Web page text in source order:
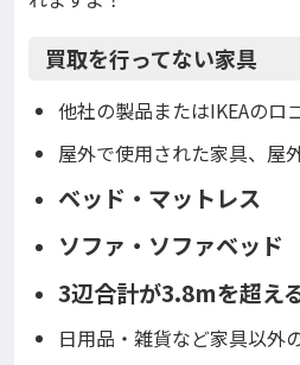
買取を行ってない家具
他社の製品またはIKEAのロ
屋外で使用された家具、屋
ベッド・マットレス
ソファ・ソファベッド
3辺合計が3.8mを超え
日用品・雑貨など家具以外